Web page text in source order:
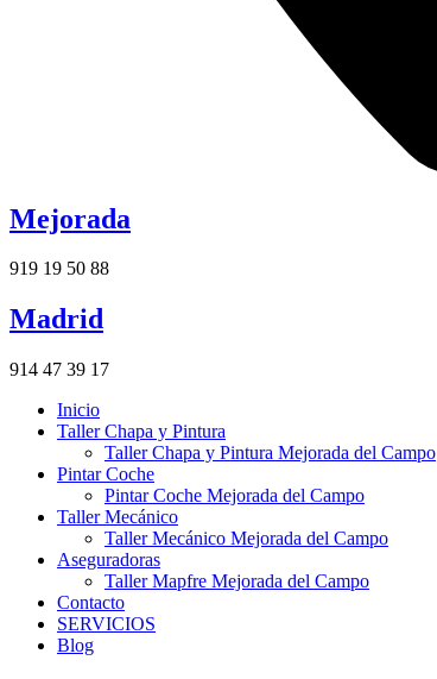
Mejorada
919 19 50 88
Madrid
914 47 39 17
Inicio
Taller Chapa y Pintura
Taller Chapa y Pintura Mejorada del Campo
Pintar Coche
Pintar Coche Mejorada del Campo
Taller Mecánico
Taller Mecánico Mejorada del Campo
Aseguradoras
Taller Mapfre Mejorada del Campo
Contacto
SERVICIOS
Blog